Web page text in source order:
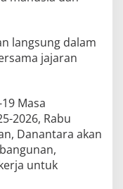
langsung dalam
jajaran
Masa
2026, Rabu
Danantara akan
untuk